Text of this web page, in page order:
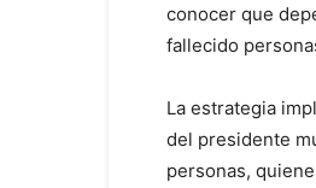
conocer que
fallecido
La estrategia
del presidente
personas,